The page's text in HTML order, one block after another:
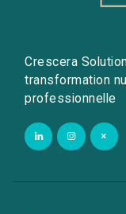
Crescera
transformation
professionnelle